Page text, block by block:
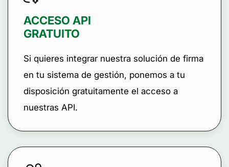
ACCESO API
GRATUITO
Si quieres integrar nuestra solución de firma
en tu sistema de gestión, ponemos a tu
disposición gratuitamente el acceso a
nuestras API.